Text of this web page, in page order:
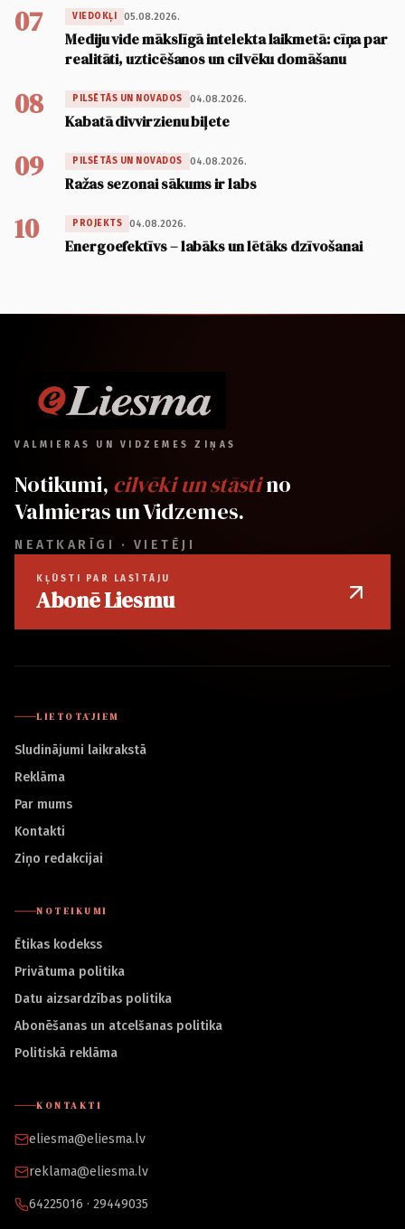
07 VIEDOKĻI 05.08.2026.
Mediju vide mākslīgā intelekta laikmetā: cīņa par
realitāti, uzticēšanos un cilvēku domāšanu
08 PILSĒTĀS UN NOVADOS 04.08.2026.
Kabatā divvirzienu biļete
09 PILSĒTĀS UN NOVADOS 04.08.2026.
Ražas sezonai sākums ir labs
10 PROJEKTS 04.08.2026.
Energoefektīvs – labāks un lētāks dzīvošanai
VALMIERAS UN VIDZEMES ZIŅAS
Notikumi, cilvēki un stāstino
Valmieras un Vidzemes.
NEATKARĪGI · VIETĒJI
KĻŪSTI PAR LASĪTĀJU
Abonē Liesmu
LIETOTĀJIEM
Sludinājumi laikrakstā
Reklāma
Par mums
Kontakti
Ziņo redakcijai
NOTEIKUMI
Ētikas kodekss
Privātuma politika
Datu aizsardzības politika
Abonēšanas un atcelšanas politika
Politiskā reklāma
KONTAKTI
eliesma@eliesma.lv
reklama@eliesma.lv
64225016 · 29449035